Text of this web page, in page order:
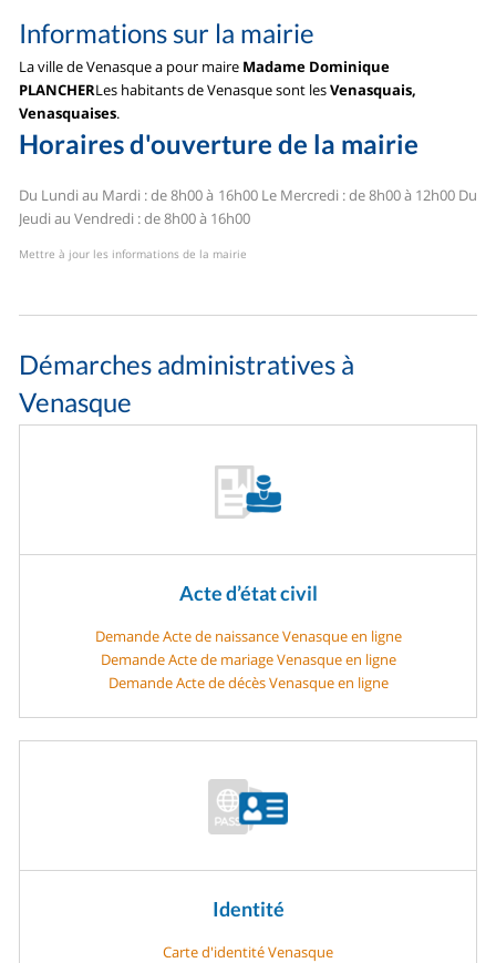
Informations sur la mairie
La ville de Venasque a pour maire Madame Dominique
PLANCHERLes habitants de Venasque sont lesVenasquais,
Venasquaises.
Horaires d'ouverture de la mairie
Du Lundi au Mardi : de 8h00 à 16h00Le Mercredi : de 8h00 à 12h00Du
Jeudi au Vendredi : de 8h00 à 16h00
Mettre à jour les informations de la mairie
Démarches administratives à
Venasque
Acte d’état civil
Demande Acte de naissance Venasque en ligne
Demande Acte de mariage Venasque en ligne
Demande Acte de décès Venasque en ligne
Identité
Carte d'identité Venasque